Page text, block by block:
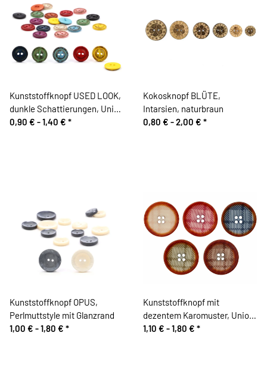
Kunststoffknopf USED LOOK,
dunkle Schattierungen, Union
Knopf
0,90 € -1,40 € *
Kokosknopf BLÜTE,
Intarsien, naturbraun
0,80 € -2,00 € *
Kunststoffknopf OPUS,
Perlmuttstyle mit Glanzrand
1,00 € -1,80 € *
Kunststoffknopf mit
dezentem Karomuster, Union
Knopf
1,10 € -1,80 € *